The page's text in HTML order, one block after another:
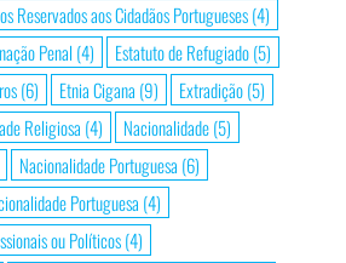
Reservados aos Cidadãos Portugueses(4)
Penal (4) Estatuto de Refugiado(5)
(6) Etnia Cigana (9) Extradição(5)
Religiosa (4) Nacionalidade(5)
Nacionalidade Portuguesa (6)
Portuguesa (4)
ou Políticos(4)